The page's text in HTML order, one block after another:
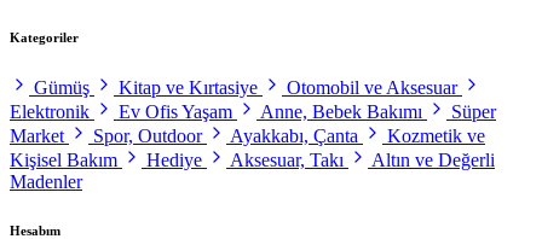
Kategoriler
Gümüş Kitap ve Kırtasiye
Otomobil ve Aksesuar
Elektronik
Ev Ofis Yaşam Anne, Bebek Bakımı
Süper
Market
Spor, Outdoor Ayakkabı, Çanta
Kozmetik ve
Kişisel Bakım
Hediye Aksesuar, Takı
Altın ve Değerli
Madenler
Hesabım